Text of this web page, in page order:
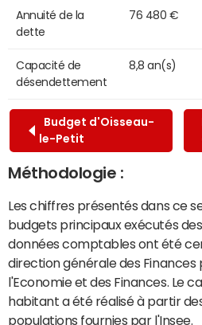
Annuité de la
dette
76 480 €
Capacité de
désendettement
8,8 an(s)
Budget d'Oisseau-
le-Petit
Méthodologie :
Les chiffres présentés dans ce
budgets principaux exécutés
données comptables ont été
direction générale des Finances
l'Economie et des Finances. Le
habitant a été réalisé à partir
populations fournies par l'Insee.